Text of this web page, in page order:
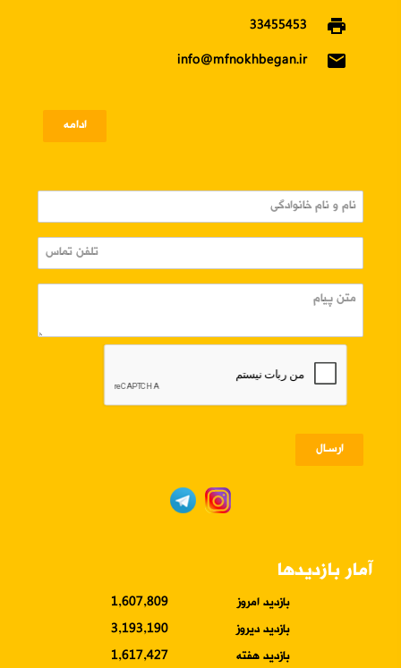
print
33455453
email
info@mfnokhbegan.ir
ادامه
ارسـال
آمار بازدیدها
بازدید امروز
1,607,809
بازدید دیروز
3,193,190
بازدید هفته
1,617,427